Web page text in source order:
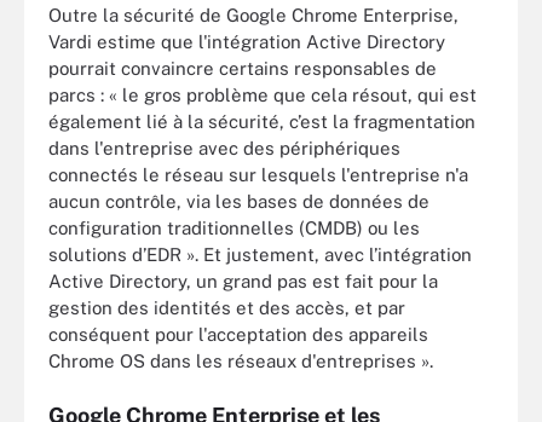
Outre la sécurité de Google Chrome Enterprise,
Vardi estime que l'intégration Active Directory
pourrait convaincre certains responsables de
parcs : « le gros problème que cela résout, qui est
également lié à la sécurité, c’est la fragmentation
dans l'entreprise avec des périphériques
connectés le réseau sur lesquels l'entreprise n'a
aucun contrôle, via les bases de données de
configuration traditionnelles (CMDB) ou les
solutions d’EDR ». Et justement, avec l’intégration
Active Directory, un grand pas est fait pour la
gestion des identités et des accès, et par
conséquent pour l'acceptation des appareils
Chrome OS dans les réseaux d'entreprises ».
Google Chrome Enterprise et les